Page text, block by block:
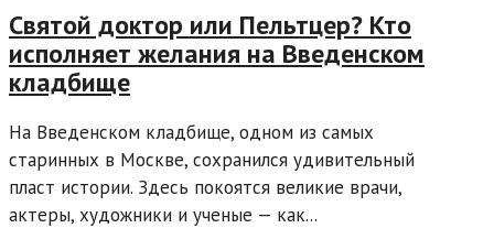
Святой доктор или Пельтцер? Кто
исполняет желания на Введенском
кладбище
На Введенском кладбище, одном из самых
старинных в Москве, сохранился удивительный
пласт истории. Здесь покоятся великие врачи,
актеры, художники и ученые — как...